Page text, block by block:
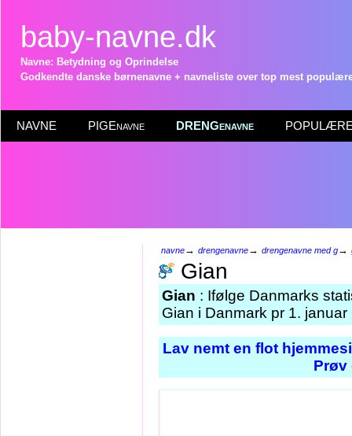
baby-navne.dk
Navne: Betydning og Oprindelse
Godkendte danske børnenavne + navneliste over top mest
NAVNE PIGEnavne DRENGenavne POPULÆRE
navne→ drengenavne→ drengenavne med g→
Gian
Gian : Ifølge Danmarks
Gian i Danmark pr 1. januar
Lav nemt en flot
Prøv